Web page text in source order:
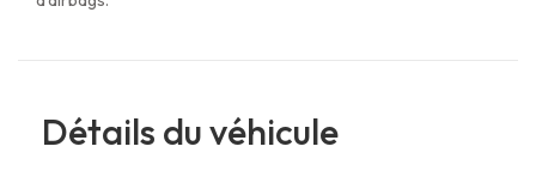
Détails du véhicule